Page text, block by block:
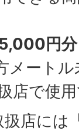
円分
メート
店で使
店には